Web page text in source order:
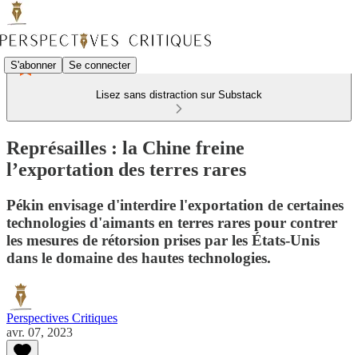
S'abonner Se connecter
Lisez sans distraction sur Substack
Représailles : la Chine freine
l’exportation des terres rares
Pékin envisage d'interdire l'exportation de certaines
technologies d'aimants en terres rares pour contrer
les mesures de rétorsion prises par les États-Unis
dans le domaine des hautes technologies.
Perspectives Critiques
avr. 07, 2023